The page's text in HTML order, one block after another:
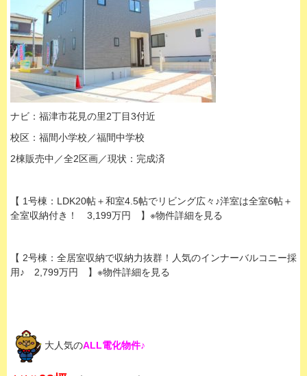
ナビ：福津市花見の里2丁目3付近
校区：福間小学校／福間中学校
2棟販売中／全2区画／現状：完成済
【 1号棟：LDK20帖＋和室4.5帖でリビング広々♪洋室は全室6帖＋
全室収納付き！ 3,199万円 】※物件詳細を見る
【 2号棟：全居室収納で収納力抜群！人気のインナーバルコニー採
用♪ 2,799万円 】※物件詳細を見る
大人気のALL電化物件♪